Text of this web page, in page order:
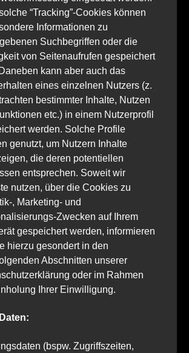
“Tracking”-Cookies können
Informationen zu
Suchbegriffen oder die
von Seitenaufrufen gespeichert
kann aber auch das
eines einzelnen Nutzers (z.
bestimmter Inhalte, Nutzen
etc.) in einem Nutzerprofil
werden. Solche Profile
genutzt, um Nutzern Inhalte
die deren potentiellen
entsprechen. Soweit wir
nutzen, über die Cookies zu
, Marketing- und
Zwecken auf Ihrem
gespeichert werden, informieren
hierzu gesondert in den
Abschnitten unserer
oder im Rahmen
Ihrer Einwilligung.
(bspw. Zugriffszeiten,